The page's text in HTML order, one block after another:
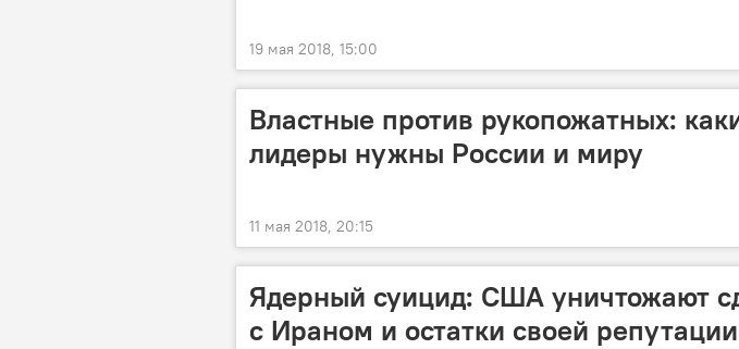
19 мая 2018, 15:00
Властные против рукопожатных:
лидеры нужны России и миру
11 мая 2018, 20:15
Ядерный суицид: США уничтожают
с Ираном и остатки своей репутации